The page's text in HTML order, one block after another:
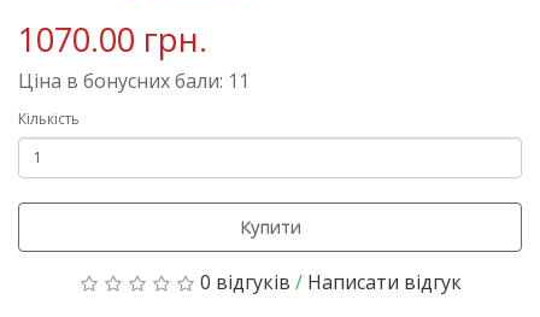
1070.00 грн.
Ціна в бонусних бали: 11
Кількість
Купити
0 відгуків / Написати відгук